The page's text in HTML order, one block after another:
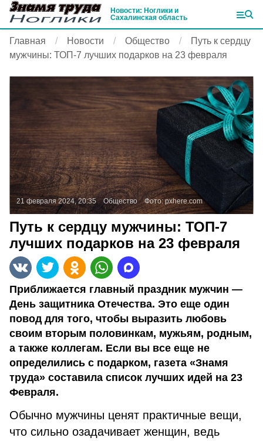
Новости: Ноглики и
Сахалинская область
Главная Новости Общество
Путь к сердцу
мужчины: ТОП-7 лучших подарков на 23 февраля
21 февраля 2024, 20:35 Общество Фото:pxhere.com
Путь к сердцу мужчины: ТОП-7
лучших подарков на 23 февраля
Приближается главный праздник мужчин —
День защитника Отечества. Это еще один
повод для того, чтобы выразить любовь
своим вторым половинкам, мужьям, родным,
а также коллегам. Если вы все еще не
определились с подарком, газета «Знамя
труда» составила список лучших идей на 23
Февраля.
Обычно мужчины ценят практичные вещи,
что сильно озадачивает женщин, ведь